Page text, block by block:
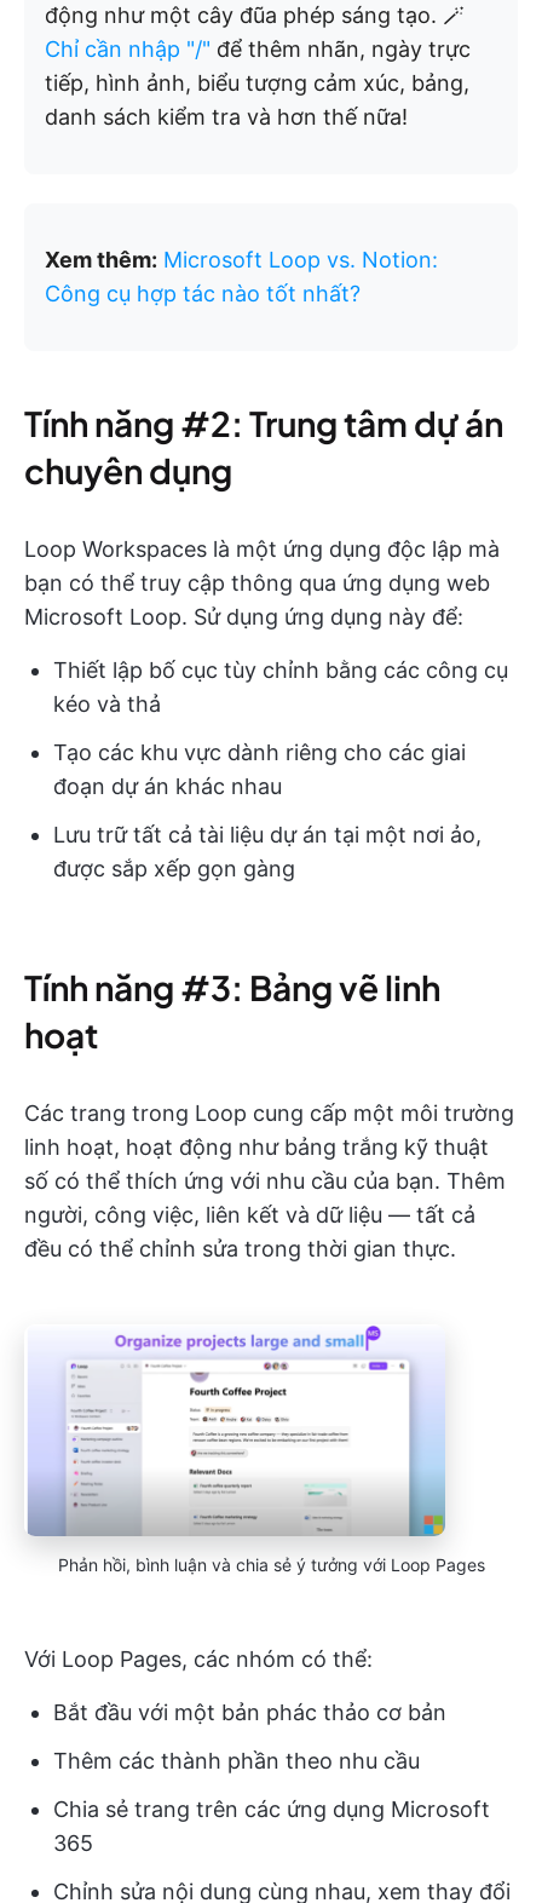
động như một cây đũa phép sáng tạo. 🪄
Chỉ cần nhập "/" để thêm nhãn, ngày trực
tiếp, hình ảnh, biểu tượng cảm xúc, bảng,
danh sách kiểm tra và hơn thế nữa!
Xem thêm: Microsoft Loop vs. Notion:
Công cụ hợp tác nào tốt nhất?
Tính năng #2: Trung tâm dự án
chuyên dụng
Loop Workspaces là một ứng dụng độc lập mà
bạn có thể truy cập thông qua ứng dụng web
Microsoft Loop. Sử dụng ứng dụng này để:
Thiết lập bố cục tùy chỉnh bằng các công cụ
kéo và thả
Tạo các khu vực dành riêng cho các giai
đoạn dự án khác nhau
Lưu trữ tất cả tài liệu dự án tại một nơi ảo,
được sắp xếp gọn gàng
Tính năng #3: Bảng vẽ linh
hoạt
Các trang trong Loop cung cấp một môi trường
linh hoạt, hoạt động như bảng trắng kỹ thuật
số có thể thích ứng với nhu cầu của bạn. Thêm
người, công việc, liên kết và dữ liệu — tất cả
đều có thể chỉnh sửa trong thời gian thực.
Phản hồi, bình luận và chia sẻ ý tưởng với Loop Pages
Với Loop Pages, các nhóm có thể:
Bắt đầu với một bản phác thảo cơ bản
Thêm các thành phần theo nhu cầu
Chia sẻ trang trên các ứng dụng Microsoft
365
Chỉnh sửa nội dung cùng nhau, xem thay đổi